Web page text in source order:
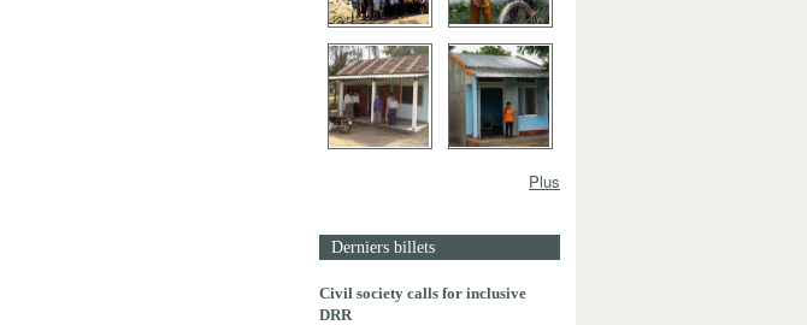
Plus
Derniers billets
Civil society calls for inclusive
DRR